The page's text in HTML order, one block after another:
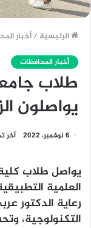
الرئيسية /أخبار
أخبار المحافظات
طلاب
يواصلون
6 نوفمبر، 2022 آخر
يواصل طلاب كلية
العلمية
رعاية الدكتور
التكنولوجية،